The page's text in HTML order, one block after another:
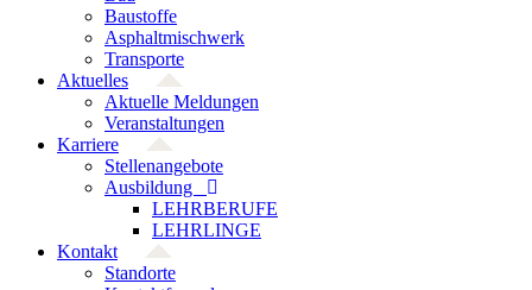
Baustoffe
Asphaltmischwerk
Transporte
Aktuelles
Aktuelle Meldungen
Veranstaltungen
Karriere
Stellenangebote
Ausbildung
LEHRBERUFE
LEHRLINGE
Kontakt
Standorte